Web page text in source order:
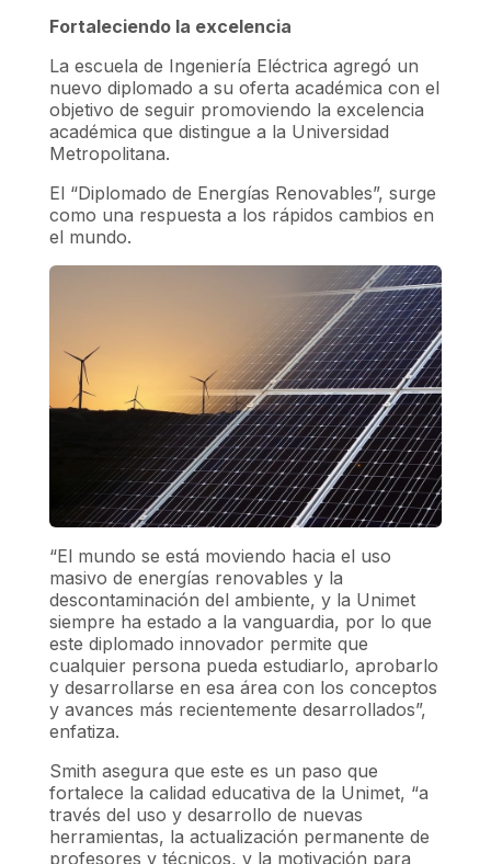
Fortaleciendo la excelencia
La escuela de Ingeniería Eléctrica agregó un
nuevo diplomado a su oferta académica con el
objetivo de seguir promoviendo la excelencia
académica que distingue a la Universidad
Metropolitana.
El “Diplomado de Energías Renovables”, surge
como una respuesta a los rápidos cambios en
el mundo.
“El mundo se está moviendo hacia el uso
masivo de energías renovables y la
descontaminación del ambiente, y la Unimet
siempre ha estado a la vanguardia, por lo que
este diplomado innovador permite que
cualquier persona pueda estudiarlo, aprobarlo
y desarrollarse en esa área con los conceptos
y avances más recientemente desarrollados”,
enfatiza.
Smith asegura que este es un paso que
fortalece la calidad educativa de la Unimet, “a
través del uso y desarrollo de nuevas
herramientas, la actualización permanente de
profesores y técnicos, y la motivación para